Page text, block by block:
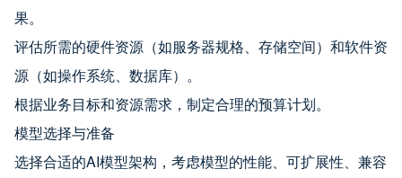
果。
评估所需的硬件资源（如服务器规格、存储空间）和软件资
源（如操作系统、数据库）。
根据业务目标和资源需求，制定合理的预算计划。
模型选择与准备
选择合适的AI模型架构，考虑模型的性能、可扩展性、兼容